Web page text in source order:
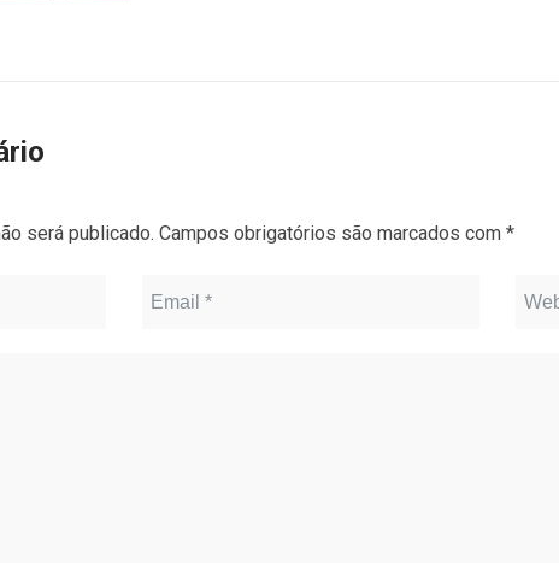
será publicado. Campos obrigatórios são marcados com *